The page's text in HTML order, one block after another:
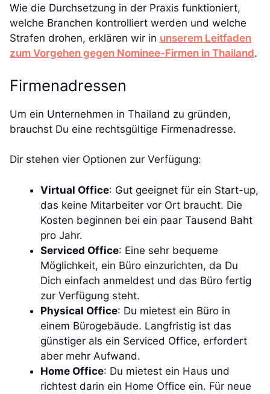
Wie die Durchsetzung in der Praxis funktioniert,
welche Branchen kontrolliert werden und welche
Strafen drohen, erklären wir in unserem Leitfaden
zum Vorgehen gegen Nominee-Firmen in Thailand.
Firmenadressen
Um ein Unternehmen in Thailand zu gründen,
brauchst Du eine rechtsgültige Firmenadresse.
Dir stehen vier Optionen zur Verfügung:
Virtual Office: Gut geeignet für ein Start-up,
das keine Mitarbeiter vor Ort braucht. Die
Kosten beginnen bei ein paar Tausend Baht
pro Jahr.
Serviced Office: Eine sehr bequeme
Möglichkeit, ein Büro einzurichten, da Du
Dich einfach anmeldest und das Büro fertig
zur Verfügung steht.
Physical Office: Du mietest ein Büro in
einem Bürogebäude. Langfristig ist das
günstiger als ein Serviced Office, erfordert
aber mehr Aufwand.
Home Office: Du mietest ein Haus und
richtest darin ein Home Office ein. Für neue